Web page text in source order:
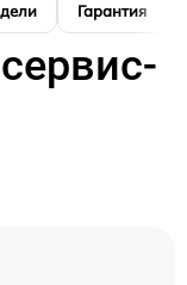
Гарантия